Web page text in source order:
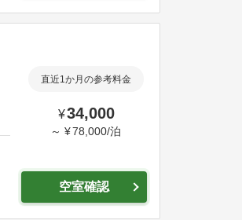
直近1か月の参考料金
¥34,000
～ ¥78,000/泊
空室確認